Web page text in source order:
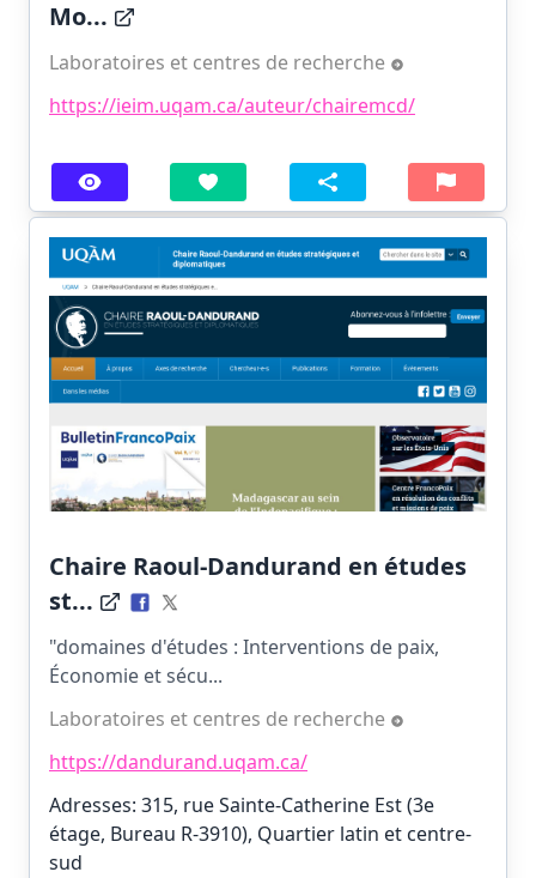
Mo...
Laboratoires et centres de recherche
https://ieim.uqam.ca/auteur/chairemcd/
Chaire Raoul-Dandurand en études
st...
"domaines d'études : Interventions de paix,
Économie et sécu...
Laboratoires et centres de recherche
https://dandurand.uqam.ca/
Adresses: 315, rue Sainte-Catherine Est (3e
étage, Bureau R-3910), Quartier latin et centre-
sud